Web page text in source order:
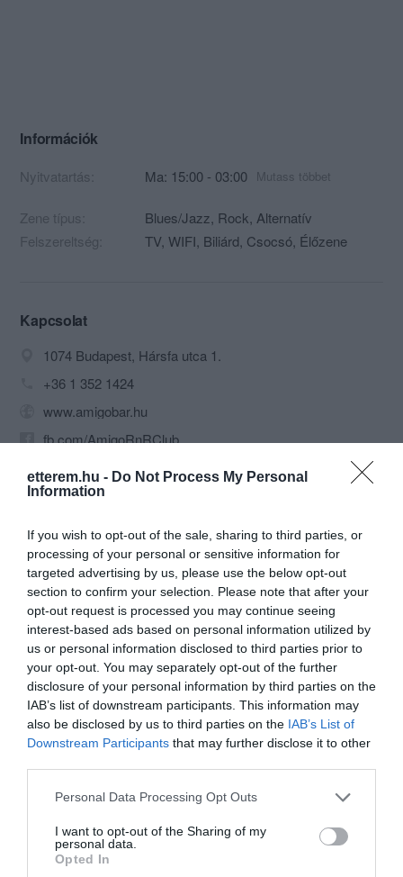
etterem.hu - Do Not Process My Personal
Information
If you wish to opt-out of the sale, sharing to third parties, or
processing of your personal or sensitive information for
targeted advertising by us, please use the below opt-out
section to confirm your selection. Please note that after your
opt-out request is processed you may continue seeing
interest-based ads based on personal information utilized by
us or personal information disclosed to third parties prior to
your opt-out. You may separately opt-out of the further
disclosure of your personal information by third parties on the
IAB’s list of downstream participants. This information may
also be disclosed by us to third parties on the IAB’s List of
Downstream Participants that may further disclose it to other
Please note that this website/app uses one or more Google
not limited to your visit or usage behaviour. You may click to
grant or deny consent to Google and its third-party tags to
use your data for below specified purposes in below Google
Personal Data Processing Opt Outs
I want to opt-out of the Sharing of my
personal data.
Opted In
Információk
Nyitvatartás: Ma: 15:00 - 03:00 Mutass többet
Zene típus:
Blues/Jazz, Rock, Alternatív
Felszereltség:
TV, WIFI, Biliárd, Csocsó, Élőzene
Kapcsolat
1074 Budapest, Hársfa utca 1.
+36 1 352 1424
www.amigobar.hu
fb.com/AmigoRnRClub
Probléma jelentése Te vagy a tulajdonos?